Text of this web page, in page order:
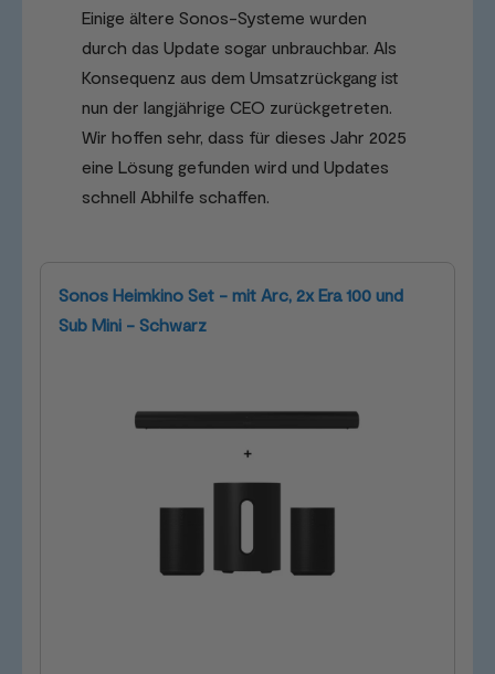
Einige ältere Sonos-Systeme wurden
durch das Update sogar unbrauchbar. Als
Konsequenz aus dem Umsatzrückgang ist
nun der langjährige CEO zurückgetreten.
Wir hoffen sehr, dass für dieses Jahr 2025
eine Lösung gefunden wird und Updates
schnell Abhilfe schaffen.
Sonos Heimkino Set - mit Arc, 2x Era 100 und
Sub Mini - Schwarz